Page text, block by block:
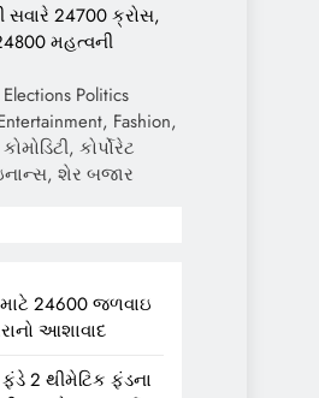
સવારે 24700 ક્રોસ,
મહત્વની
Politics
Fashion,
કોર્પોરેટ
શેર બજાર
માટે 24600 જળવાઇ
આશાવાદ
ફંડે 2 થીમેટિક ફંડના